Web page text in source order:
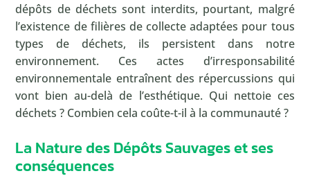
dépôts de déchets sont interdits, pourtant, malgré
l’existence de filières de collecte adaptées pour tous
types de déchets, ils persistent dans notre
environnement. Ces actes d’irresponsabilité
environnementale entraînent des répercussions qui
vont bien au-delà de l’esthétique. Qui nettoie ces
déchets ? Combien cela coûte-t-il à la communauté ?
La Nature des Dépôts Sauvages et ses
conséquences